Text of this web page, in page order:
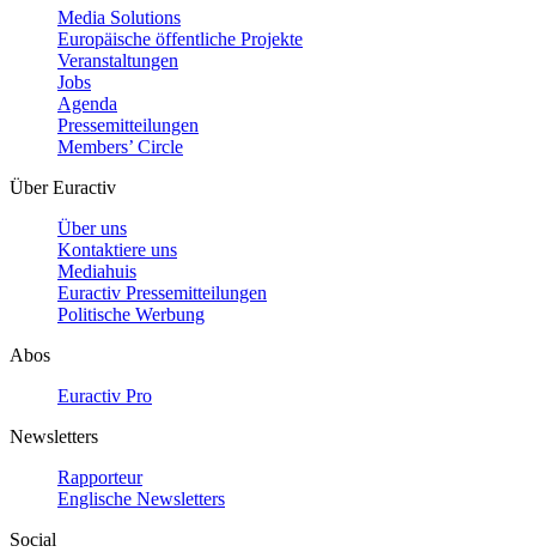
Media Solutions
Europäische öffentliche Projekte
Veranstaltungen
Jobs
Agenda
Pressemitteilungen
Members’ Circle
Über Euractiv
Über uns
Kontaktiere uns
Mediahuis
Euractiv Pressemitteilungen
Politische Werbung
Abos
Euractiv Pro
Newsletters
Rapporteur
Englische Newsletters
Social